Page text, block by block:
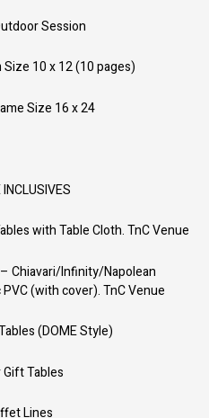
Session
10 x 12 (10 pages)
Size 16 x 24
with Table Cloth. TnC Venue
Chiavari/Infinity/Napolean
(with cover). TnC Venue
(DOME Style)
Tables
Lines